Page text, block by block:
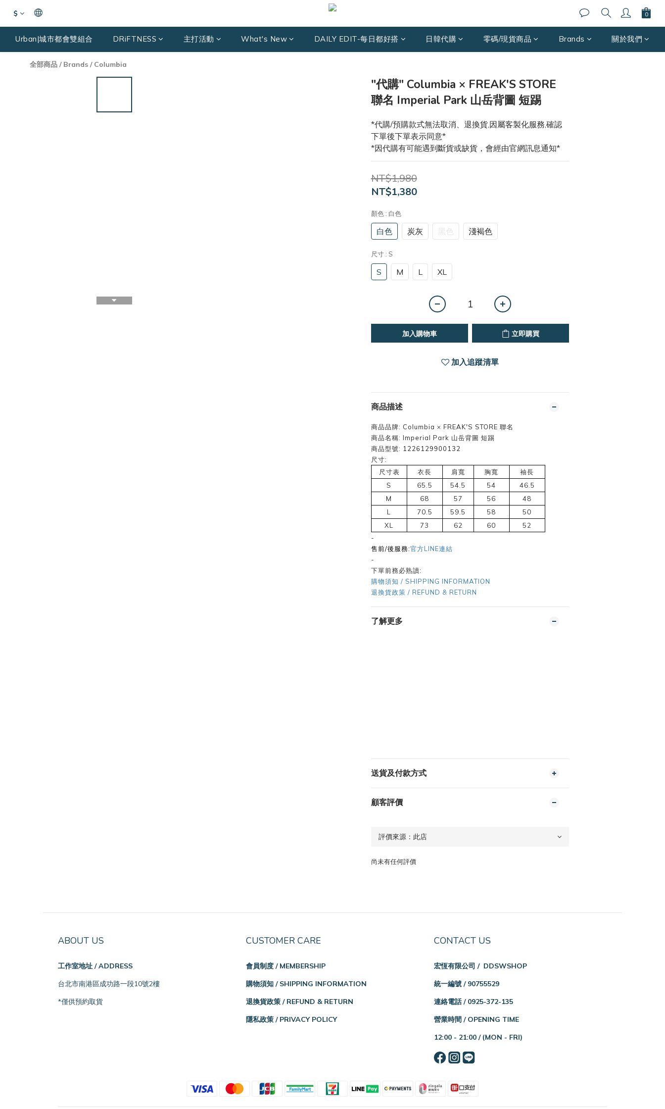
$
Urban|城市都會雙組合 DRiFTNESS 主打活動 What's New DAILY EDIT-每日都好搭 日韓代購 零碼/現貨商品 Brands 關於我們
全部商品 / Brands / Columbia
"代購" Columbia × FREAK'S STORE
聯名 Imperial Park 山岳背圖 短踢
*代購/預購款式無法取消、退換貨,因屬客製化服務,確認
下單後下單表示同意*
*因代購有可能遇到斷貨或缺貨，會經由官網訊息通知*
NT$1,980
NT$1,380
顏色 : 白色
白色 炭灰 黑色 淺褐色
尺寸 : S
S M L XL
加入購物車 立即購買
加入追蹤清單
商品描述
商品品牌: Columbia × FREAK'S STORE 聯名
商品名稱: Imperial Park 山岳背圖 短踢
商品型號: 1226129900132
尺寸:
尺寸表
衣長 肩寬 胸寬
袖長
S
65.5 54.5 54
46.5
M
68 57 56
48
L
70.5 59.5 58
50
XL
73 62 60
52
-
售前/後服務:官方LINE連結
-
下單前務必熟讀:
購物須知 / SHIPPING INFORMATION
退換貨政策 / REFUND & RETURN
了解更多
送貨及付款方式
顧客評價
尚未有任何評價
ABOUT US
工作室地址 / ADDRESS
台北市南港區成功路一段10號2樓
*僅供預約取貨
CUSTOMER CARE
會員制度 / MEMBERSHIP
購物須知 / SHIPPING INFORMATION
退換貨政策 / REFUND & RETURN
隱私政策 / PRIVACY POLICY
CONTACT US
宏恆有限公司 / DDSWSHOP
統一編號 / 90755529
連絡電話 / 0925-372-135
營業時間 / OPENING TIME
12:00 - 21:00 / (MON - FRI)